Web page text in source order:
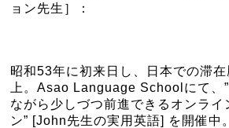
ョン先生］：
昭和53年に初来日し、日本での滞
上。Asao Language Schoolにて、
ながら少しづつ前進できるオンライ
ン” [John先生の実用英語] を開催中。